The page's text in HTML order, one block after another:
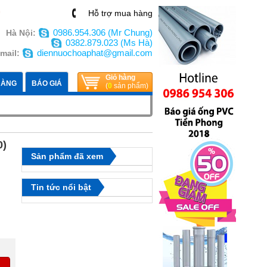
Hỗ trợ mua hàng
Hà Nội:
0986.954.306 (Mr Chung)
0382.879.023 (Ms Hà)
diennuochoaphat@gmail.com
BÁO GIÁ
Giỏ hàng
(0 sản phẩm)
Sản phẩm đã xem
Tin tức nổi bật